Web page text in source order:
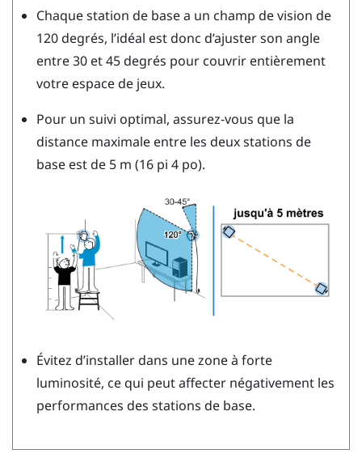
Chaque station de base a un champ de vision de
120 degrés, l’idéal est donc d’ajuster son angle
entre 30 et 45 degrés pour couvrir entièrement
votre espace de jeux.
Pour un suivi optimal, assurez-vous que la
distance maximale entre les deux stations de
base est de 5 m (16 pi 4 po).
Évitez d’installer dans une zone à forte
luminosité, ce qui peut affecter négativement les
performances des stations de base.